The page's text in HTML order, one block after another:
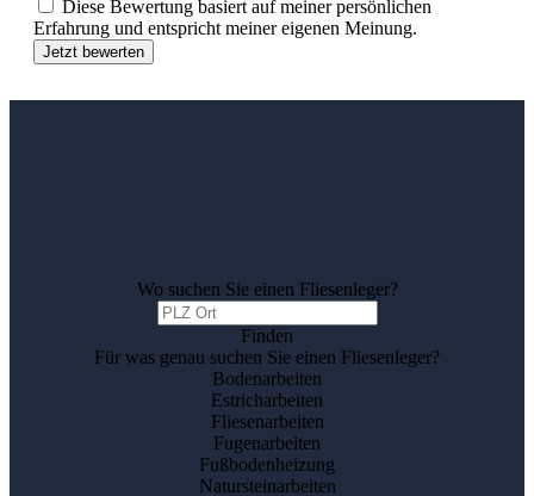
Diese Bewertung basiert auf meiner persönlichen
Erfahrung und entspricht meiner eigenen Meinung.
Jetzt bewerten
Wo suchen Sie einen Fliesenleger?
Finden
Für was genau suchen Sie einen Fliesenleger?
Bodenarbeiten
Estricharbeiten
Fliesenarbeiten
Fugenarbeiten
Fußbodenheizung
Natursteinarbeiten